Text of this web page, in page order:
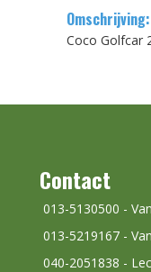
Omschrijving:
Coco Golfcar
Contact
013-5130500 -
013-5219167 -
040-2051838 -